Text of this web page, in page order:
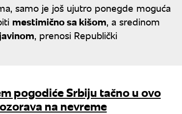
samo je još ujutro ponegde moguća
mestimično sa kišom, a sredinom
, prenosi Republički
pogodiće Srbiju tačno u ovo
na nevreme